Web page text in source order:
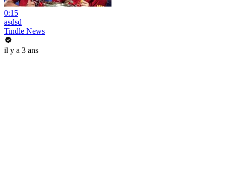
0:15
asdsd
Tindle News
il y a 3 ans